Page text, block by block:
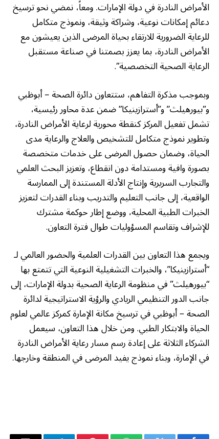
الأمراض النادرة في دولة الإمارات. ومعاً، نمضي نحو ترسيخ
دعائم إمكانات نوعية، وشراكة وثيقة، ونموذج متكامل
للرعاية الضرورية للارتقاء بحياة المرضى الذين يعيشون مع
الأمراض النادرة، بما يعزز بصمتنا في صناعة مستقبل
الرعاية الصحية التخصصية”.
وبموجب مذكرة التفاهم، ستتعاون دائرة الصحة – أبوظبي
و”بيورهيلث” و”أسترازينيكا” ضمن عدة محاور رئيسية،
تشمل تفعيل المركز كنقطة محورية لرعاية الأمراض النادرة،
وتطوير نموذج متكامل للتشخيص والعلاج والرعاية مدى
الحياة، وضمان حصول المرضى على خدمات متخصصة
بصورة وافية ومستدامة دون انقطاع، وتعزيز البحث العلمي
والتجارب السريرية وإنتاج الأدلة المستندة إلى الممارسة
الواقعية، إلى جانب التعليم والتدريب وبناء القدرات لتعزيز
الخبرات الطبية المحلية، ووضع إطار حوكمة مشترك
للإشراف وتقاسم المسؤوليات طوال فترة التعاون.
ويجمع هذا التعاون بين القدرات العلمية والحضور العالمي لـ
“أسترازينيكا”، والخبرات التشغيلية النوعية التي تتمتع بها
“بيورهيلث” في منظومة الرعاية الصحية بدولة الإمارات، إلى
جانب الدور التنظيمي الريادي والرؤية الاستراتيجية لدائرة
الصحة – أبوظبي في ترسيخ مكانة الإمارة كمركز عالمي لعلوم
الحياة والابتكار الطبي. ومن خلال هذا التعاون، سيعمل
الشركاء الثلاثة على إعادة رسم مسار رعاية الأمراض النادرة
في الإمارة، وبناء نموذج يفيد المرضى في المنطقة وخارجها.